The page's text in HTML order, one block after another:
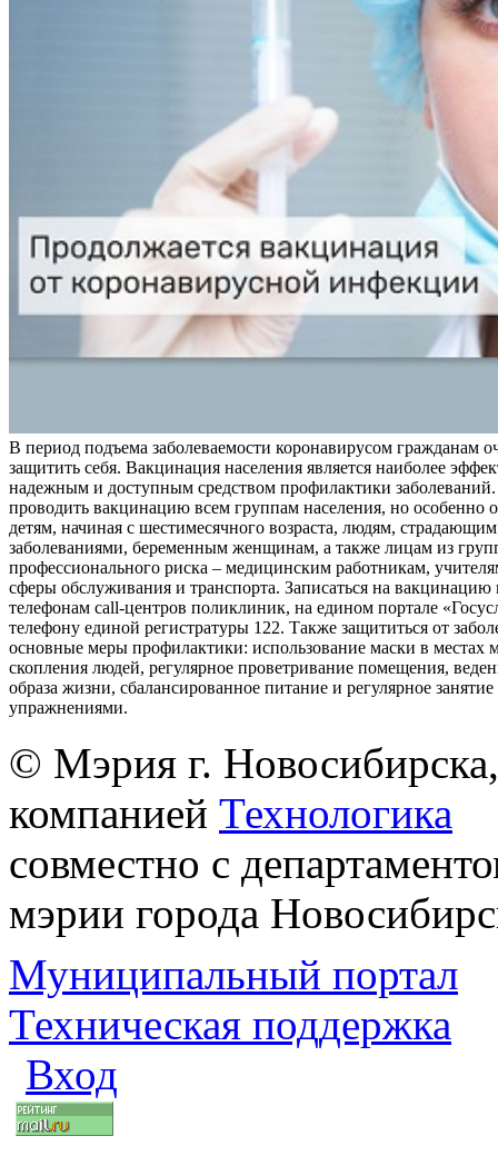
В период подъема заболеваемости коронавирусом гражданам
защитить себя. Вакцинация населения является наиболее
надежным и доступным средством профилактики заболеваний.
проводить вакцинацию всем группам населения, но особенно
детям, начиная с шестимесячного возраста, людям,
заболеваниями, беременным женщинам, а также лицам из
профессионального риска – медицинским работникам,
сферы обслуживания и транспорта. Записаться на
телефонам call-центров поликлиник, на едином портале
телефону единой регистратуры 122. Также защититься от
основные меры профилактики: использование маски в местах
скопления людей, регулярное проветривание помещения,
образа жизни, сбалансированное питание и регулярное
упражнениями.
© Мэрия г.
компанией Технологика
совместно с
мэрии города
Муниципальный портал
Техническая поддержка
Вход